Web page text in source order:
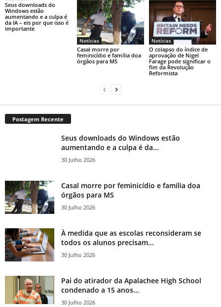
Seus downloads do
Windows estão
aumentando e a culpa é
da IA ​​– eis por que isso é
importante
Notícias
Casal morre por
feminicídio e família doa
órgãos para MS
Notícias
O colapso do índice de
aprovação de Nigel
Farage pode significar o
fim da Revolução
Reformista
Postagem Recente
Seus downloads do Windows estão
aumentando e a culpa é da...
30 Julho 2026
Casal morre por feminicídio e família doa
órgãos para MS
30 Julho 2026
À medida que as escolas reconsideram se
todos os alunos precisam...
30 Julho 2026
Pai do atirador da Apalachee High School
condenado a 15 anos...
30 Julho 2026